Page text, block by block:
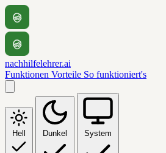
nachhilfelehrer.ai
Funktionen Vorteile So funktioniert's
Hell Dunkel System